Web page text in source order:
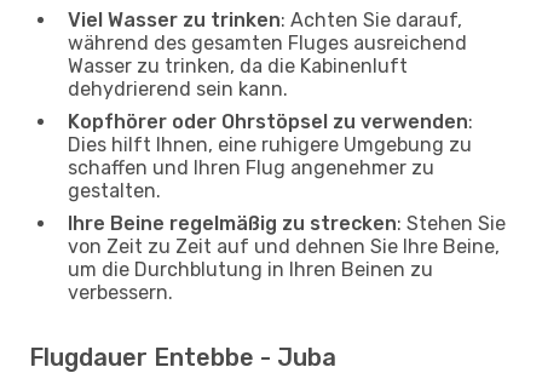
Viel Wasser zu trinken: Achten Sie darauf,
während des gesamten Fluges ausreichend
Wasser zu trinken, da die Kabinenluft
dehydrierend sein kann.
Kopfhörer oder Ohrstöpsel zu verwenden:
Dies hilft Ihnen, eine ruhigere Umgebung zu
schaffen und Ihren Flug angenehmer zu
gestalten.
Ihre Beine regelmäßig zu strecken: Stehen Sie
von Zeit zu Zeit auf und dehnen Sie Ihre Beine,
um die Durchblutung in Ihren Beinen zu
verbessern.
Flugdauer Entebbe - Juba